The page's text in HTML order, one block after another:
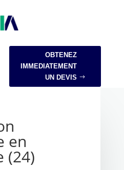
OBTENEZ
IMMEDIATEMENT
UN DEVIS
en
(24)